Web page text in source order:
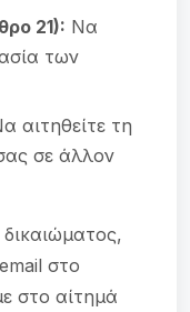
21): Να
των
αιτηθείτε τη
σε άλλον
στο
στο αίτημά